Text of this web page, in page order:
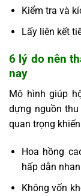
Kiểm tra và
Lấy liên kết
6 lý do nên
nay
Mô hình giúp
dựng nguồn
quan trọng
Hoa hồng
hấp dẫn
Không vốn